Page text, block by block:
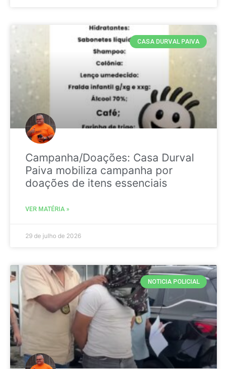
CASA DURVAL PAIVA
Campanha/Doações: Casa Durval
Paiva mobiliza campanha por
doações de itens essenciais
VER MATÉRIA »
29 de julho de 2026
NOTICIA POLICIAL